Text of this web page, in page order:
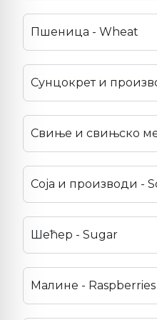
Пшеница - Wheat
Сунцокрет и
Свиње и свињско
Соја и производи -
Шећер - Sugar
Малине - Raspberries